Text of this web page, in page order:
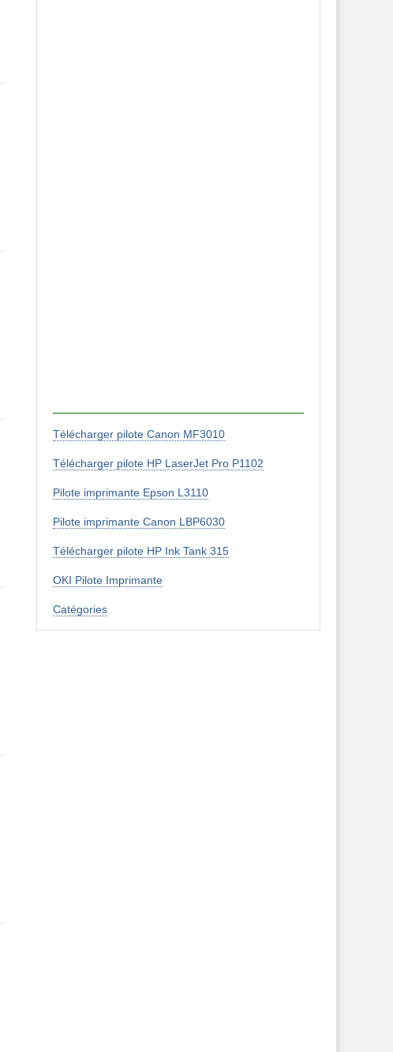
Télécharger pilote Canon MF3010
Télécharger pilote HP LaserJet Pro P1102
Pilote imprimante Epson L3110
Pilote imprimante Canon LBP6030
Télécharger pilote HP Ink Tank 315
OKI Pilote Imprimante
Catégories